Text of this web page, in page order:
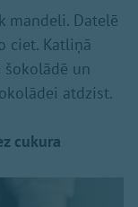
mandeli. Datelē
ciet. Katliņā
un
atdzist.
cukura